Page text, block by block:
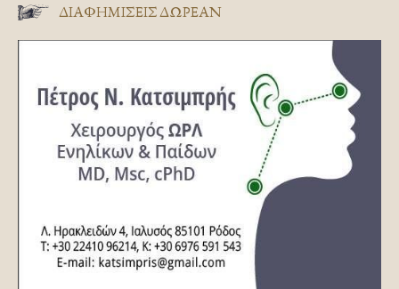
ΔΙΑΦΗΜΊΣΕΙΣ ΔΩΡΕΆΝ